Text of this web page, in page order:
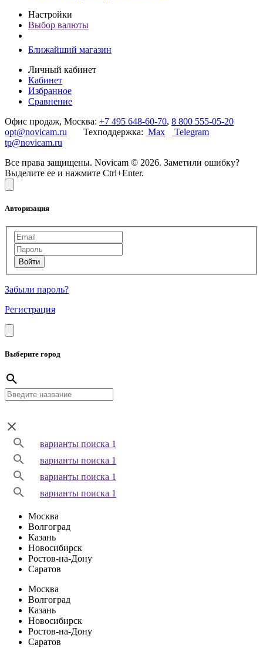
Настройки
Выбор валюты
Ближайший магазин
Личный кабинет
Кабинет
Избранное
Сравнение
Офис продаж, Москва: +7 495 648-60-70, 8 800 555-05-20
opt@novicam.ru Техподдержка: Max
Telegram
tp@novicam.ru
Все права защищены. Novicam © 2026. Заметили ошибку?
Выделите ее и нажмите Ctrl+Enter.
Авторизация
Забыли пароль?
Регистрация
Выберите город
варианты поиска 1
варианты поиска 1
варианты поиска 1
варианты поиска 1
Москва
Волгоград
Казань
Новосибирск
Ростов-на-Дону
Саратов
Москва
Волгоград
Казань
Новосибирск
Ростов-на-Дону
Саратов